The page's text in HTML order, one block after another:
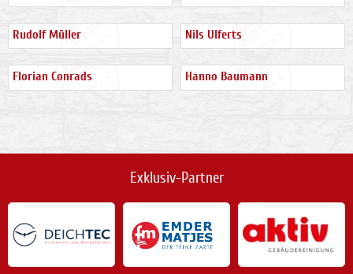
Rudolf Müller Nils Ulferts
Florian Conrads Hanno Baumann
Exklusiv-Partner